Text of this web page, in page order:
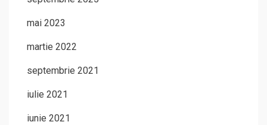
mai 2023
martie 2022
septembrie 2021
iulie 2021
iunie 2021